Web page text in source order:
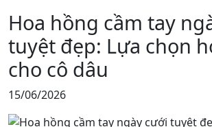
Hoa hồng cầm tay
tuyệt đẹp: Lựa chọn
cho cô dâu
15/06/2026